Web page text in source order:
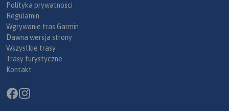
Polityka prywatności
Regulamin
Wgrywanie tras Garmin
Dawna wersja strony
Wszystkie trasy
Trasy turystyczne
Kontakt